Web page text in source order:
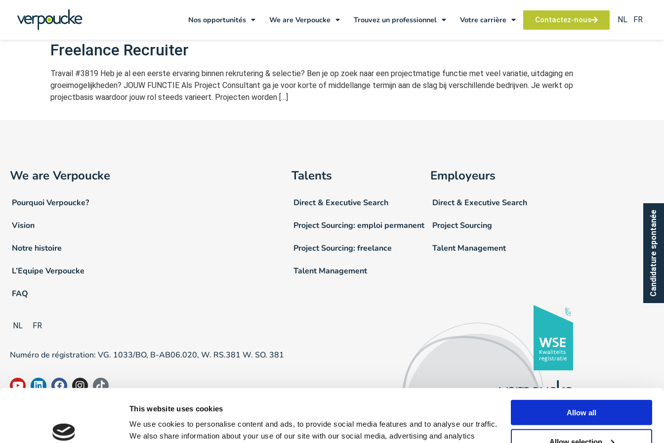
This website uses cookies
We use cookies to personalise content and ads, to provide social media features and to analyse our traffic.
We also share information about your use of our site with our social media, advertising and analytics
Allow all
Nos opportunités We are Verpoucke Trouvez un professionnel Votre carrière Contactez-nous NL FR
Candidature spontanée
Emploi Type :
Contract (Project Sourcing)
Freelance Recruiter
Travail #3819 Heb je al een eerste ervaring binnen rekrutering & selectie? Ben je op zoek naar een projectmatige functie met veel variatie, uitdaging en
groeimogelijkheden? JOUW FUNCTIE Als Project Consultant ga je voor korte of middellange termijn aan de slag bij verschillende bedrijven. Je werkt op
projectbasis waardoor jouw rol steeds varieert. Projecten worden […]
We are Verpoucke
Pourquoi Verpoucke?
Vision
Notre histoire
L’Equipe Verpoucke
FAQ
Talents
Direct & Executive Search
Project Sourcing: emploi permanent
Project Sourcing: freelance
Talent Management
Employeurs
Direct & Executive Search
Project Sourcing
Talent Management
NL FR
Numéro de régistration: VG. 1033/BO, B-AB06.020, W. RS.381 W. SO. 381